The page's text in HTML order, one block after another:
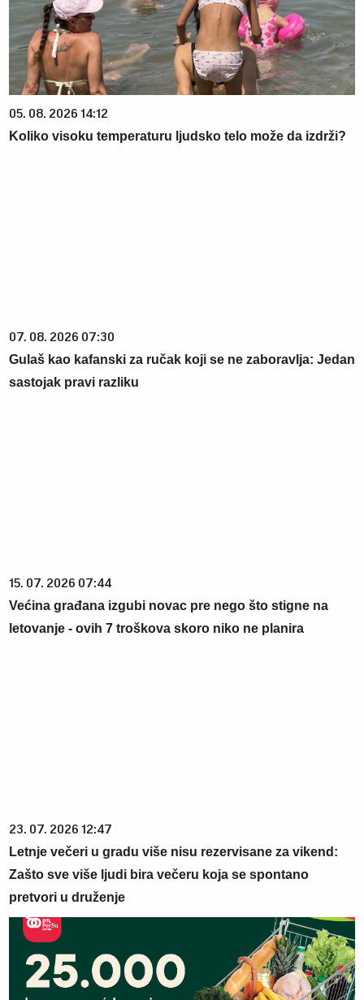
05. 08. 2026 14:12
Koliko visoku temperaturu ljudsko telo može da izdrži?
07. 08. 2026 07:30
Gulaš kao kafanski za ručak koji se ne zaboravlja: Jedan
sastojak pravi razliku
15. 07. 2026 07:44
Većina građana izgubi novac pre nego što stigne na
letovanje - ovih 7 troškova skoro niko ne planira
23. 07. 2026 12:47
Letnje večeri u gradu više nisu rezervisane za vikend:
Zašto sve više ljudi bira večeru koja se spontano
pretvori u druženje